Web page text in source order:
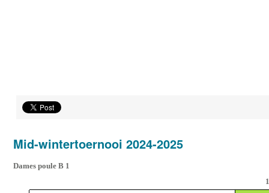
Mid-wintertoernooi 2024-2025
Dames poule B 1
1